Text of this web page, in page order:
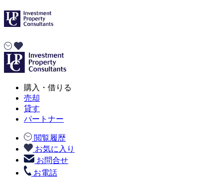
購入・借りる
売却
貸す
パートナー
閲覧履歴
お気に入り
お問合せ
お電話